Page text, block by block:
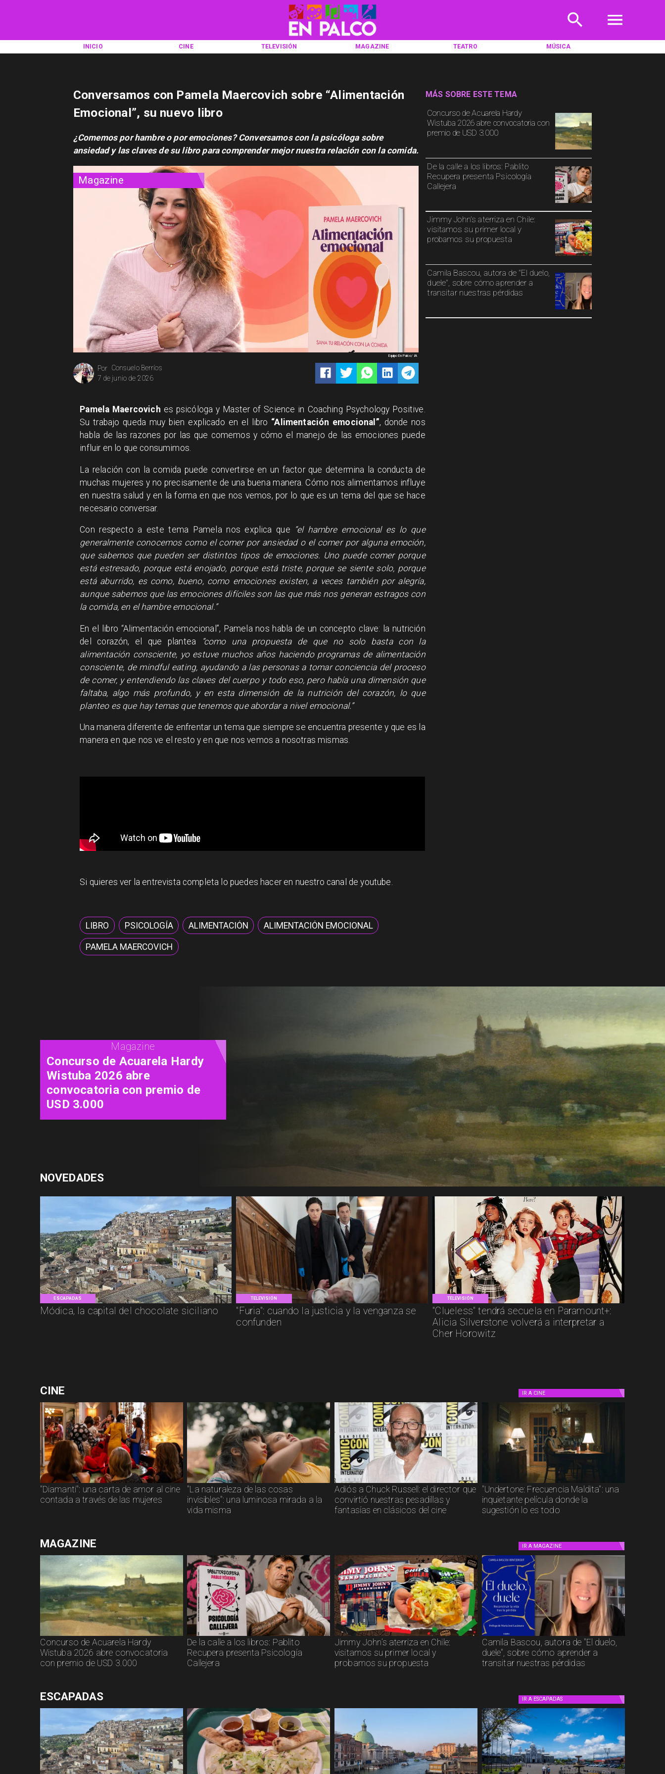
INICIO CINE TELEVISIÓN MAGAZINE TEATRO MÚSICA
Magazine
Consuelo Berríos
Por
7 de junio de 2026
Equipo En Palco/ IA
Concurso de Acuarela Hardy
Wistuba 2026 abre convocatoria con
premio de USD 3.000
De la calle a los libros: Pablito
Recupera presenta Psicología
Callejera
Jimmy John’s aterriza en Chile:
visitamos su primer local y
probamos su propuesta
Camila Bascou, autora de "El duelo,
duele", sobre cómo aprender a
transitar nuestras pérdidas
MÁS SOBRE ESTE TEMA
Conversamos con Pamela Maercovich sobre “Alimentación
Emocional”, su nuevo libro
​¿Comemos por hambre o por emociones? Conversamos con la psicóloga sobre
ansiedad y las claves de su libro para comprender mejor nuestra relación con la comida.
Pamela Maercovich es psicóloga y Master of Science in Coaching Psychology Positive.
Su trabajo queda muy bien explicado en el libro “Alimentación emocional”, donde nos
habla de las razones por las que comemos y cómo el manejo de las emociones puede
influir en lo que consumimos.​
La relación con la comida puede convertirse en un factor que determina la conducta de
muchas mujeres y no precisamente de una buena manera. Cómo nos alimentamos influye
en nuestra salud y en la forma en que nos vemos, por lo que es un tema del que se hace
necesario conversar.​
Con respecto a este tema Pamela nos explica que “el hambre emocional es lo que
generalmente conocemos como el comer por ansiedad o el comer por alguna emoción,
que sabemos que pueden ser distintos tipos de emociones. Uno puede comer porque
está estresado, porque está enojado, porque está triste, porque se siente solo, porque
está aburrido, es como, bueno, como emociones existen, a veces también por alegría,
aunque sabemos que las emociones difíciles son las que más nos generan estragos con
la comida, en el hambre emocional.”
En el libro “Alimentación emocional”, Pamela nos habla de un concepto clave: la nutrición
del corazón, el que plantea
“como una propuesta de que no solo basta con la
alimentación consciente, yo estuve muchos años haciendo programas de alimentación
consciente, de mindful eating, ayudando a las personas a tomar conciencia del proceso
de comer, y entendiendo las claves del cuerpo y todo eso, pero había una dimensión que
faltaba, algo más profundo, y en esta dimensión de la nutrición del corazón, lo que
planteo es que hay temas que tenemos que abordar a nivel emocional.”
Una manera diferente de enfrentar un tema que siempre se encuentra presente y que es la
manera en que nos ve el resto y en que nos vemos a nosotras mismas.
Si quieres ver la entrevista completa lo puedes hacer en nuestro canal de youtube.
LIBRO PSICOLOGÍA ALIMENTACIÓN ALIMENTACIÓN EMOCIONAL
PAMELA MAERCOVICH
ESCAPADAS
Módica, la capital del chocolate siciliano
TELEVISIÓN
"Furia": cuando la justicia y la venganza se
confunden
TELEVISIÓN
"Clueless" tendrá secuela en Paramount+:
Alicia Silverstone volverá a interpretar a
Cher Horowitz
Cine
"Diamanti": una carta de amor
al cine contada a través de las
mujeres
NOVEDADES
CINE IR A CINE
"Diamanti": una carta de amor al cine
contada a través de las mujeres
"La naturaleza de las cosas
invisibles": una luminosa mirada a la
vida misma
Adiós a Chuck Russell: el director que
convirtió nuestras pesadillas y
fantasías en clásicos del cine
"Undertone: Frecuencia Maldita": una
inquietante película donde la
sugestión lo es todo
MAGAZINE IR A MAGAZINE
Concurso de Acuarela Hardy
Wistuba 2026 abre convocatoria
con premio de USD 3.000
De la calle a los libros: Pablito
Recupera presenta Psicología
Callejera
Jimmy John’s aterriza en Chile:
visitamos su primer local y
probamos su propuesta
Camila Bascou, autora de "El duelo,
duele", sobre cómo aprender a
transitar nuestras pérdidas
ESCAPADAS IR A ESCAPADAS